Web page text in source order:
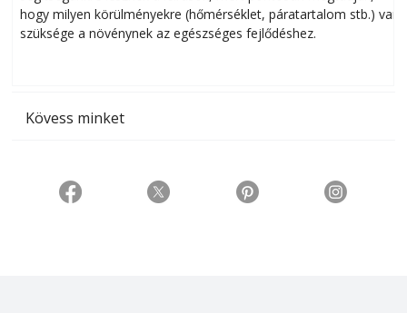
hogy milyen körülményekre (hőmérséklet, páratartalom stb.) van
szüksége a növénynek az egészséges fejlődéshez.
Kövess minket